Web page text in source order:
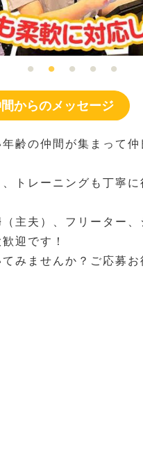
からのメッセージ
齢の仲間が集まって
トレーニングも丁寧
主夫）、フリーター
迎です！
みませんか？ご応募お